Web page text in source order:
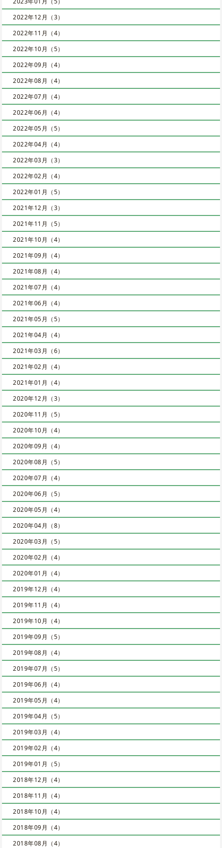
2022年12月（3）
2022年11月（4）
2022年10月（5）
2022年09月（4）
2022年08月（4）
2022年07月（4）
2022年06月（4）
2022年05月（5）
2022年04月（4）
2022年03月（3）
2022年02月（4）
2022年01月（5）
2021年12月（3）
2021年11月（5）
2021年10月（4）
2021年09月（4）
2021年08月（4）
2021年07月（4）
2021年06月（4）
2021年05月（5）
2021年04月（4）
2021年03月（6）
2021年02月（4）
2021年01月（4）
2020年12月（3）
2020年11月（5）
2020年10月（4）
2020年09月（4）
2020年08月（5）
2020年07月（4）
2020年06月（5）
2020年05月（4）
2020年04月（8）
2020年03月（5）
2020年02月（4）
2020年01月（4）
2019年12月（4）
2019年11月（4）
2019年10月（4）
2019年09月（5）
2019年08月（4）
2019年07月（5）
2019年06月（4）
2019年05月（4）
2019年04月（5）
2019年03月（4）
2019年02月（4）
2019年01月（5）
2018年12月（4）
2018年11月（4）
2018年10月（4）
2018年09月（4）
2018年08月（4）